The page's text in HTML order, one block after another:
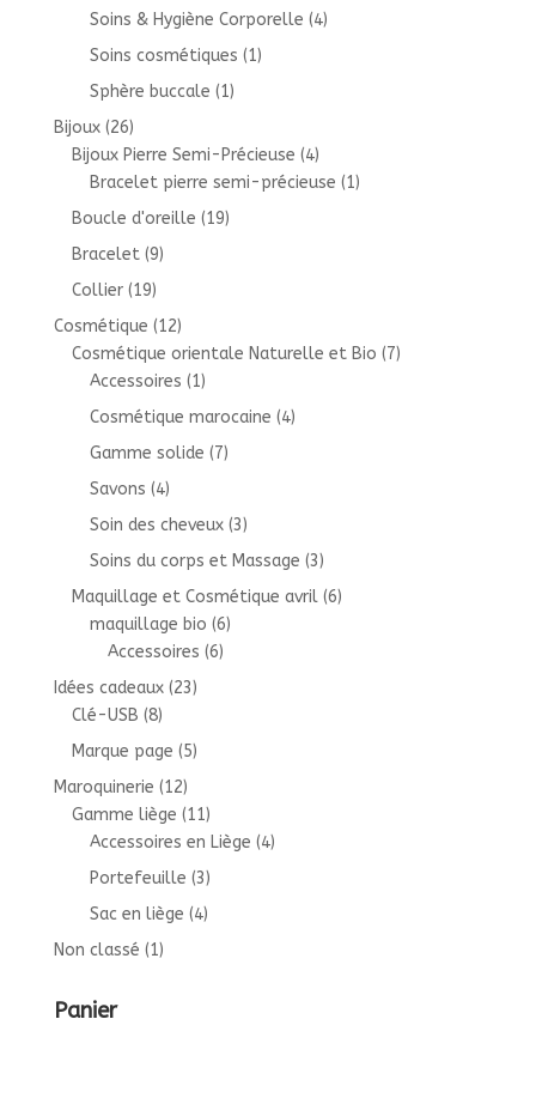
Soins & Hygiène Corporelle (4)
Soins cosmétiques (1)
Sphère buccale (1)
Bijoux (26)
Bijoux Pierre Semi-Précieuse (4)
Bracelet pierre semi-précieuse (1)
Boucle d'oreille (19)
Bracelet (9)
Collier (19)
Cosmétique (12)
Cosmétique orientale Naturelle et Bio (7)
Accessoires (1)
Cosmétique marocaine (4)
Gamme solide (7)
Savons (4)
Soin des cheveux (3)
Soins du corps et Massage (3)
Maquillage et Cosmétique avril (6)
maquillage bio (6)
Accessoires (6)
Idées cadeaux (23)
Clé-USB (8)
Marque page (5)
Maroquinerie (12)
Gamme liège (11)
Accessoires en Liège (4)
Portefeuille (3)
Sac en liège (4)
Non classé (1)
Panier